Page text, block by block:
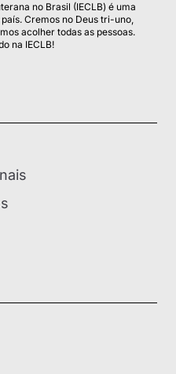
no Brasil (IECLB) é uma
Cremos no Deus tri-uno,
acolher todas as pessoas.
na IECLB!